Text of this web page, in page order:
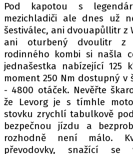
Pod kapotou s
mezichladiči ale dnes už
šestiválec, ani dvouapůllitr z
ani oturbený dvoulitr z
rodinného kombi si našla
jednašestka nabízející 125
moment 250 Nm dostupný v
- 4800 otáček. Nevěřte
že Levorg je s tímhle
stovku zrychlí tabulkově
bezpečnou jízdu a
rozhodně není málo.
převodovky, snažící se